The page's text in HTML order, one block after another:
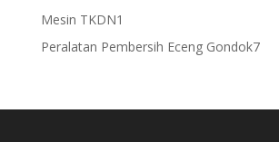
Mesin TKDN1
product
Peralatan Pembersih Eceng Gondok77